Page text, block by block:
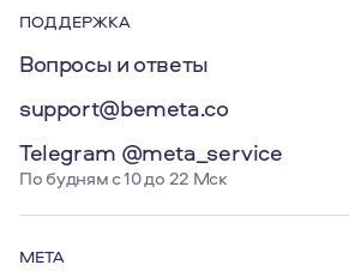
ПОДДЕРЖКА
Вопросы и ответы
support@bemeta.co
Telegram @meta_service
По будням с 10 до 22 Мск
МЕТА